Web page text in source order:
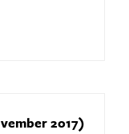
2017)